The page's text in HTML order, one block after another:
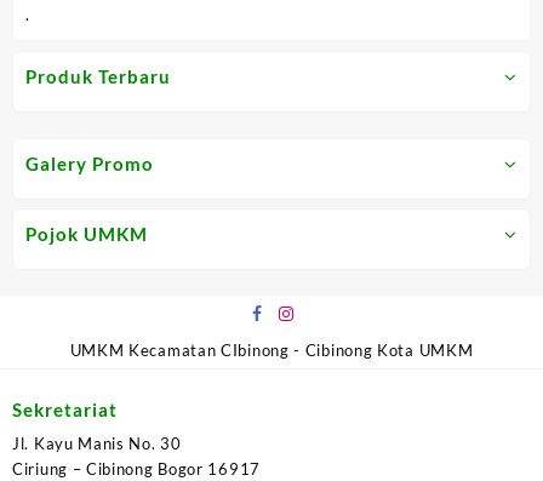
.
Produk Terbaru
Galery Promo
Pojok UMKM
UMKM Kecamatan CIbinong - Cibinong Kota UMKM
Sekretariat
Jl. Kayu Manis No. 30
Ciriung – Cibinong Bogor 16917